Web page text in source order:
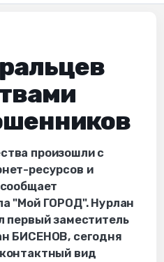
произошли с
ресурсов и
"Мой ГОРОД". Нурлан
первый заместитель
БИСЕНОВ, сегодня
вид